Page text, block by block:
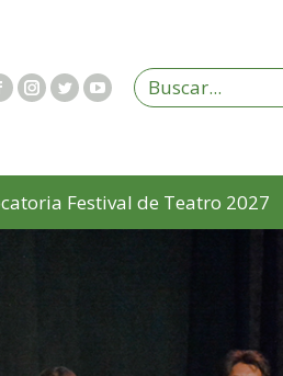
Festival de Teatro 2027